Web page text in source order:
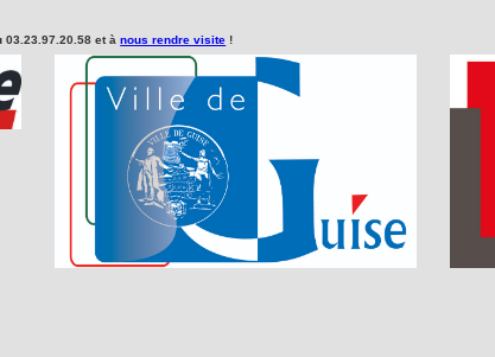
03.23.97.20.58 et ànous rendre visite !